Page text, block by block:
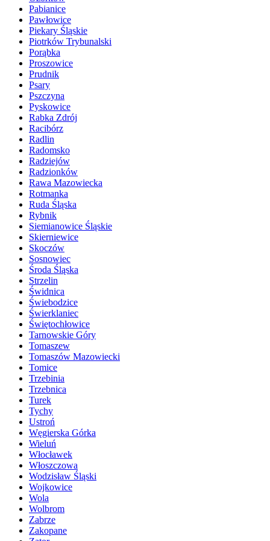
Pabianice
Pawłowice
Piekary Śląskie
Piotrków Trybunalski
Porąbka
Proszowice
Prudnik
Psary
Pszczyna
Pyskowice
Rabka Zdrój
Racibórz
Radlin
Radomsko
Radziejów
Radzionków
Rawa Mazowiecka
Rotmanka
Ruda Śląska
Rybnik
Siemianowice Śląskie
Skierniewice
Skoczów
Sosnowiec
Środa Śląska
Strzelin
Świdnica
Świebodzice
Świerklaniec
Świętochłowice
Tarnowskie Góry
Tomaszew
Tomaszów Mazowiecki
Tomice
Trzebinia
Trzebnica
Turek
Tychy
Ustroń
Węgierska Górka
Wieluń
Włocławek
Włoszczowa
Wodzisław Śląski
Wojkowice
Wola
Wolbrom
Zabrze
Zakopane